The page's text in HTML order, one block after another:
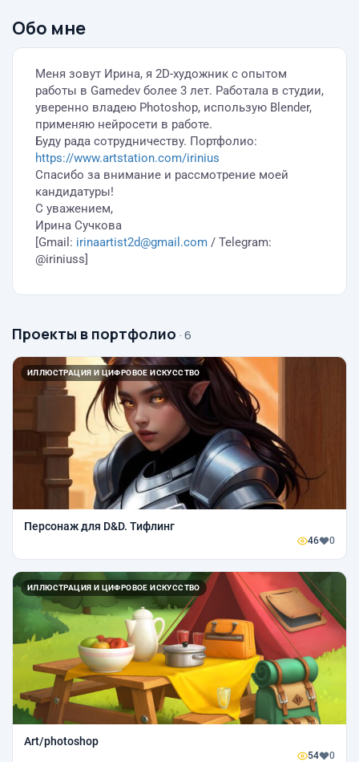
Обо мне
Меня зовут Ирина, я 2D-художник с опытом
работы в Gamedev более 3 лет. Работала в студии,
уверенно владею Photoshop, использую Blender,
применяю нейросети в работе.
Буду рада сотрудничеству. Портфолио:
https://www.artstation.com/irinius
Спасибо за внимание и рассмотрение моей
кандидатуры!
С уважением,
Ирина Сучкова
[Gmail: irinaartist2d@gmail.com / Telegram:
@iriniuss]
Проекты в портфолио · 6
ИЛЛЮСТРАЦИЯ И ЦИФРОВОЕ ИСКУССТВО
Персонаж для D&D. Тифлинг
46 0
ИЛЛЮСТРАЦИЯ И ЦИФРОВОЕ ИСКУССТВО
Art/photoshop
54 0